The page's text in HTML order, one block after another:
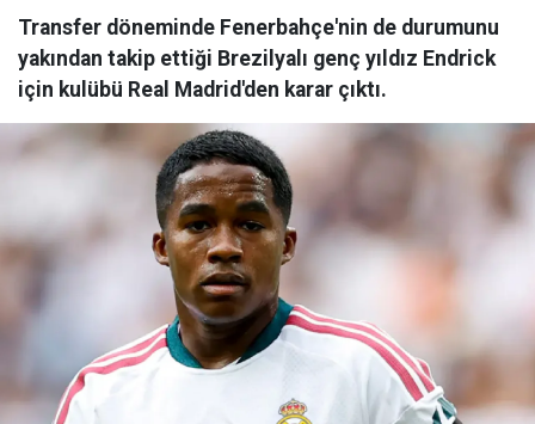
Transfer döneminde Fenerbahçe'nin de durumunu
yakından takip ettiği Brezilyalı genç yıldız Endrick
için kulübü Real Madrid'den karar çıktı.